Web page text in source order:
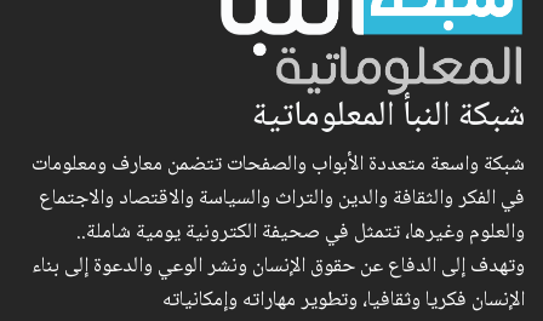
شبكة النبأ المعلوماتية
شبكة واسعة متعددة الأبواب والصفحات تتضمن معارف ومعلومات
في الفكر والثقافة والدين والتراث والسياسة والاقتصاد والاجتماع
والعلوم وغيرها، تتمثل في صحيفة الكترونية يومية شاملة..
وتهدف إلى الدفاع عن حقوق الإنسان ونشر الوعي والدعوة إلى بناء
الإنسان فكريا وثقافيا، وتطوير مهاراته وإمكانياته